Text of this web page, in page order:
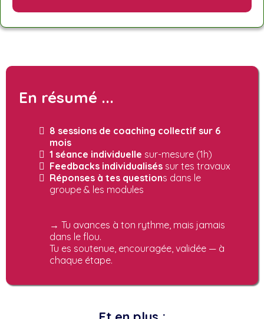
En résumé ...
8 sessions de coaching collectif sur 6
mois
1 séance individuelle sur-mesure (1h)
Feedbacks individualisés sur tes travaux
Réponses à tes questions dans le
groupe & les modules
→ Tu avances à ton rythme, mais jamais
dans le flou.
Tu es soutenue, encouragée, validée — à
chaque étape.